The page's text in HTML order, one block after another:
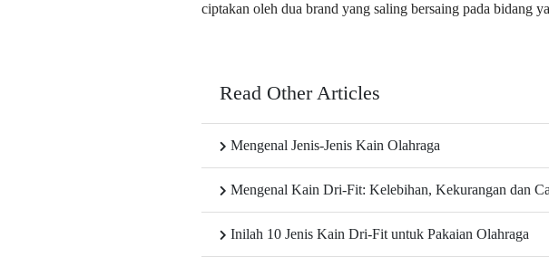
ciptakan oleh dua brand yang saling bersaing pada bidang
Read Other Articles
Mengenal Jenis-Jenis Kain Olahraga
Mengenal Kain Dri-Fit: Kelebihan, Kekurangan dan
Inilah 10 Jenis Kain Dri-Fit untuk Pakaian Olahraga